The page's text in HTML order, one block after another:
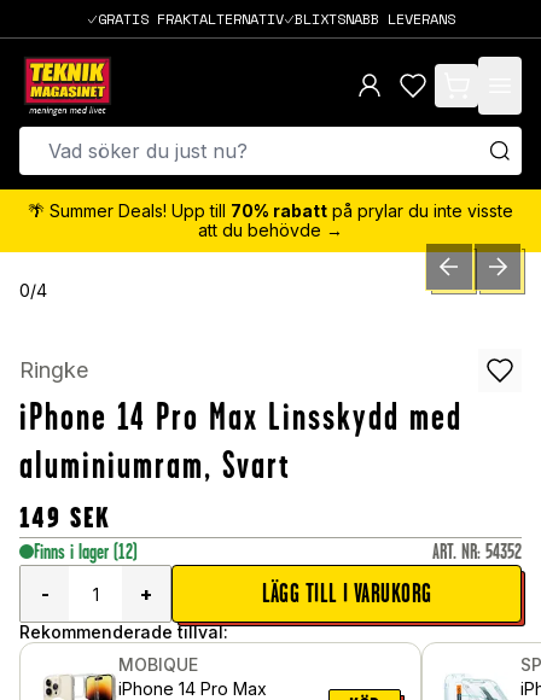
GRATIS FRAKTALTERNATIV BLIXTSNABB LEVERANS
items in cart,
🌴 Summer Deals! Upp till 70% rabatt på prylar du inte visste
att du behövde →
0/4 PREVIOUSNEXT
Ringke
iPhone 14 Pro Max Linsskydd med
aluminiumram, Svart
149 SEK
Finns i lager (12) ART. NR: 54352
-
+ LÄGG TILL I VARUKORG
Rekommenderade tillval:
MOBIQUE
iPhone 14 Pro Max